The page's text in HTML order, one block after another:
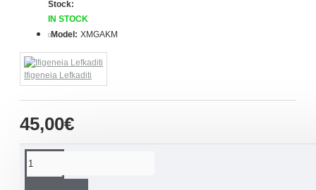
45,00€
Stock:
IN STOCK
Model: XMGAKM
Ifigeneia Lefkaditi